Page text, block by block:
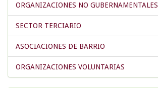
ORGANIZACIONES NO GUBERNAMENTALES
SECTOR TERCIARIO
ASOCIACIONES DE BARRIO
ORGANIZACIONES VOLUNTARIAS